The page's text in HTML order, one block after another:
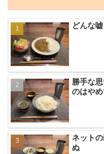
どんな
勝手な
のはや
ネット
ぬ